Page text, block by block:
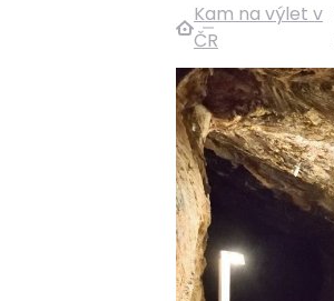
Kam na výlet v
ČR